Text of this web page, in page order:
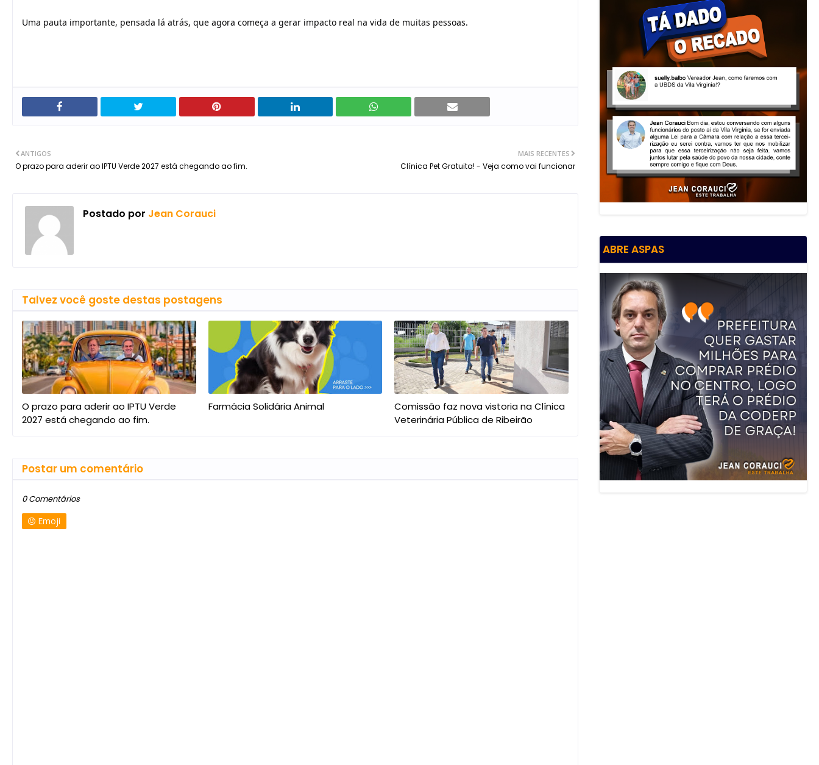
Uma pauta importante, pensada lá atrás, que agora começa a gerar impacto real na vida de muitas pessoas.
MAIS RECENTES
Clínica Pet Gratuita! - Veja como vai funcionar
ANTIGOS
O prazo para aderir ao IPTU Verde 2027 está chegando ao fim.
Postado por Jean Corauci
Talvez você goste destas postagens
O prazo para aderir ao IPTU Verde
2027 está chegando ao fim.
Farmácia Solidária Animal
Comissão faz nova vistoria na Clínica
Veterinária Pública de Ribeirão
Postar um comentário
0 Comentários
Emoji
ABRE ASPAS